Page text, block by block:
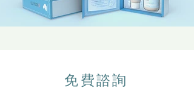
免費諮詢